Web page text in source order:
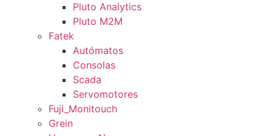
Pluto Analytics
Pluto M2M
Fatek
Autómatos
Consolas
Scada
Servomotores
Fuji_Monitouch
Grein